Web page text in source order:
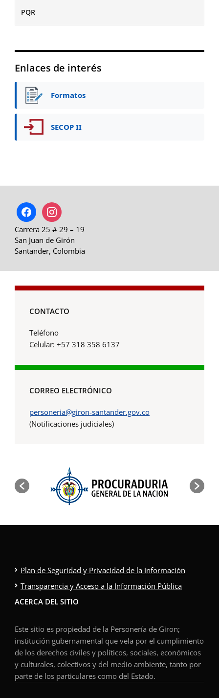
PQR
Enlaces de interés
Formatos
SECOP II
facebookinstagram
Carrera 25 # 29 – 19
San Juan de Girón
Santander, Colombia
CONTACTO
Teléfono
Celular: +57 318 358 6137
CORREO ELECTRÓNICO
personeria@giron-santander.gov.co
(Notificaciones judiciales)
Plan de Seguridad y Privacidad de la Información
Transparencia y Acceso a la Información Pública
ACERCA DEL SITIO
Este sitio es propiedad de la Personería de Giron;
institución gubernamental que vela por el cumplimiento
de los derechos civiles y políticos, sociales, económicos
y culturales, colectivos y del medio ambiente, tanto por
parte de los particulares como del Estado.